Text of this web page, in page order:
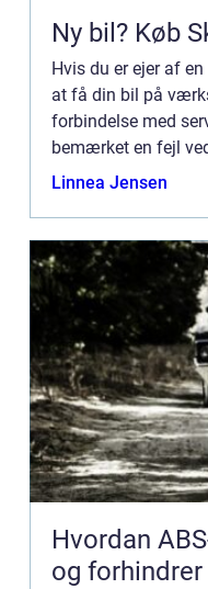
Ny bil? Køb
Hvis du er ejer af
at få din bil på
forbindelse med
bemærket en fejl
godt udvikle
Linnea Jensen
Hvordan
og forhindrer